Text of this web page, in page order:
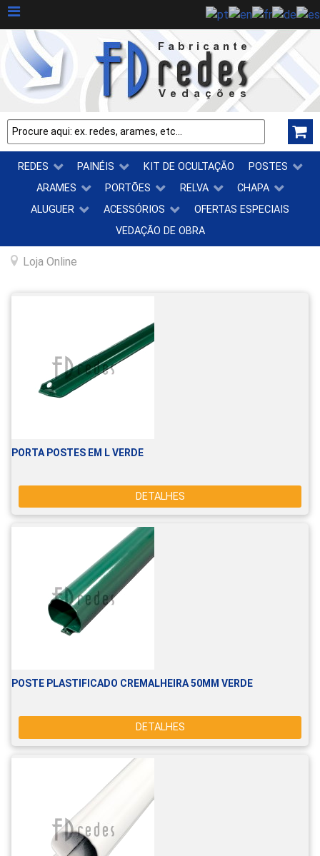
REDES PAINÉIS KIT DE OCULTAÇÃO
POSTES
ARAMES
PORTÕES RELVA
CHAPA
ALUGUER
ACESSÓRIOS
OFERTAS ESPECIAIS
VEDAÇÃO DE OBRA
Loja Online
PORTA POSTES EM L VERDE
DETALHES
POSTE PLASTIFICADO CREMALHEIRA 50MM VERDE
DETALHES